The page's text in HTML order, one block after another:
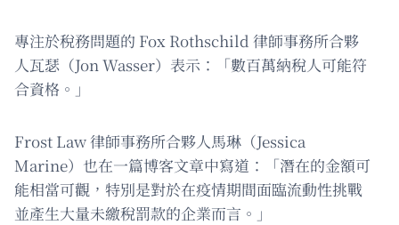
專注於稅務問題的 Fox Rothschild 律師事務所合夥
人瓦瑟（Jon Wasser）表示：「數百萬納稅人可能符
合資格。」
Frost Law 律師事務所合夥人馬琳（Jessica
Marine）也在一篇博客文章中寫道：「潛在的金額可
能相當可觀，特別是對於在疫情期間面臨流動性挑戰
並產生大量未繳稅罰款的企業而言。」